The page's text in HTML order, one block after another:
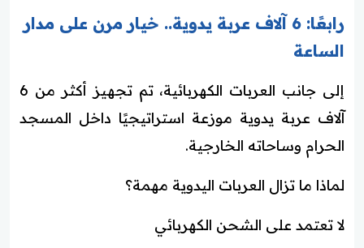
رابعًا: 6 آلاف عربة يدوية.. خيار مرن على مدار
الساعة
إلى جانب العربات الكهربائية، تم تجهيز أكثر من 6
آلاف عربة يدوية موزعة استراتيجيًا داخل المسجد
الحرام وساحاته الخارجية.
لماذا ما تزال العربات اليدوية مهمة؟
لا تعتمد على الشحن الكهربائي